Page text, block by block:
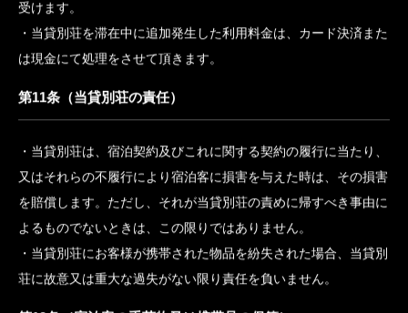
「当貸別荘が指定するご記入書面と身分証明書(運転免許証の場
合は裏・表)のコピー」、その後再度郵送にて振込先等をお届け
いたしますので、指定期日までに振込をお願い致します。この場
約サイトからのクレジット決済をお勧めいたします。
宿泊客が任意に宿泊しなかった場合においても、宿泊料金は申し
受けます。
当貸別荘を滞在中に追加発生した利用料金は、カード決済また
は現金にて処理をさせて頂きます。
第11条（当貸別荘の責任）